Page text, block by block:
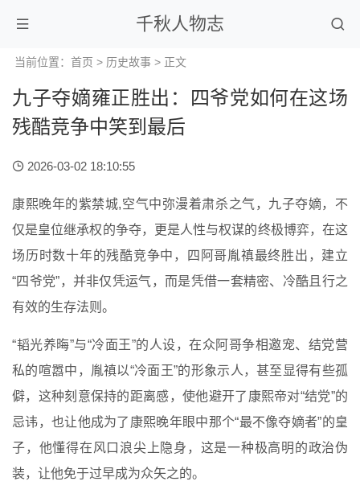
千秋人物志
当前位置： 首页 > 历史故事 > 正文
九子夺嫡雍正胜出：四爷党如何在这场
残酷竞争中笑到最后
2026-03-02 18:10:55
康熙晚年的紫禁城,空气中弥漫着肃杀之气，九子夺嫡，不
仅是皇位继承权的争夺，更是人性与权谋的终极博弈，在这
场历时数十年的残酷竞争中，四阿哥胤禛最终胜出，建立
“四爷党”，并非仅凭运气，而是凭借一套精密、冷酷且行之
有效的生存法则。
“韬光养晦”与“冷面王”的人设，在众阿哥争相邀宠、结党营
私的喧嚣中，胤禛以“冷面王”的形象示人，甚至显得有些孤
僻，这种刻意保持的距离感，使他避开了康熙帝对“结党”的
忌讳，也让他成为了康熙晚年眼中那个“最不像夺嫡者”的皇
子，他懂得在风口浪尖上隐身，这是一种极高明的政治伪
装，让他免于过早成为众矢之的。